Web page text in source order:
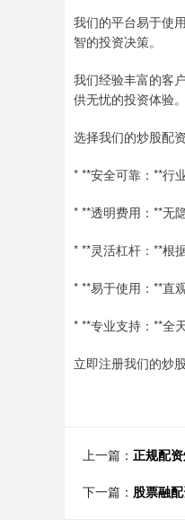
我们的平台易于使
智的投资决策。
我们经验丰富的客
供无忧的投资体验。
选择我们的炒股配
* **安全可靠：**行
* **透明费用：**无
* **灵活杠杆：**根
* **易于使用：**直
* **专业支持：**全
立即注册我们的炒
上一篇： 正规配
下一篇： 股票融